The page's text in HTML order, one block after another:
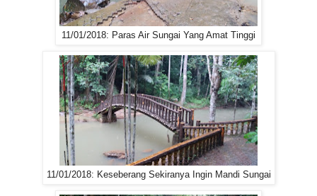
11/01/2018: Paras Air Sungai Yang Amat Tinggi
11/01/2018: Keseberang Sekiranya Ingin Mandi Sungai